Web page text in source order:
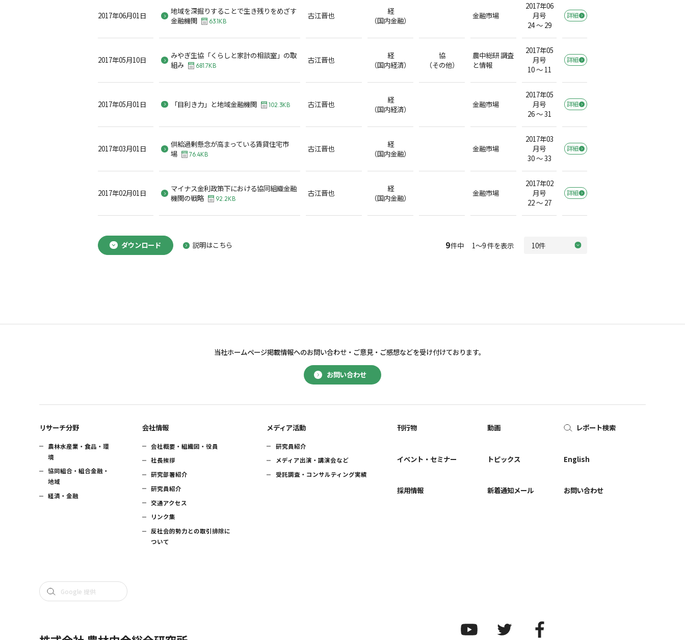
2017年06月01日
地域を深掘りすることで生き残りをめざす
金融機関
63.1KB
古江晋也
経
（国内金融）
金融市場
2017年06
月号
24 ～ 29
詳細
2017年05月10日
みやぎ生協「くらしと家計の相談室」の取
組み
681.7KB
古江晋也
経
（国内経済）
協
（その他）
農中総研 調査
と情報
2017年05
月号
10 ～ 11
詳細
2017年05月01日 「目利き力」と地域金融機関 102.3KB 古江晋也
経
（国内経済）
金融市場
2017年05
月号
26 ～ 31
詳細
2017年03月01日
供給過剰懸念が高まっている賃貸住宅市
場
76.4KB
古江晋也
経
（国内金融）
金融市場
2017年03
月号
30 ～ 33
詳細
2017年02月01日
マイナス金利政策下における協同組織金融
機関の戦略
92.2KB
古江晋也
経
（国内金融）
金融市場
2017年02
月号
22 ～ 27
詳細
ダウンロード 説明はこちら 9件中 1～9 件を表示
お問い合わせ
当社ホームページ掲載情報へのお問い合わせ・ ご意見・ご感想などを受け付けております。
リサーチ分野
農林水産業・食品・環
境
協同組合・組合金融・
地域
経済・金融
会社情報
会社概要・組織図・役員
社長挨拶
研究部署紹介
研究員紹介
交通アクセス
リンク集
反社会的勢力との取引排除に
ついて
メディア活動
研究員紹介
メディア出演・講演会など
受託調査・コンサルティング実績
刊行物
イベント・セミナー
採用情報
動画
トピックス
新着通知メール
レポート検索
English
お問い合わせ